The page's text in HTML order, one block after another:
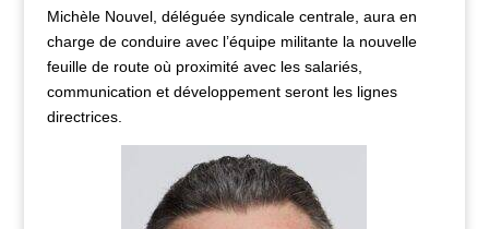
Michèle Nouvel, déléguée syndicale centrale, aura en
charge de conduire avec l’équipe militante la nouvelle
feuille de route où proximité avec les salariés,
communication et développement seront les lignes
directrices.